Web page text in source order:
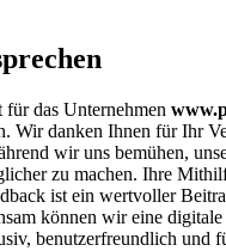
das Unternehmen
Wir danken Ihnen für Ihr
wir uns bemühen,
zu machen. Ihre
ist ein wertvoller
können wir eine
benutzerfreundlich und